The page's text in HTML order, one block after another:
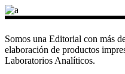
Somos una Editorial con más
elaboración de productos
Laboratorios Analíticos.